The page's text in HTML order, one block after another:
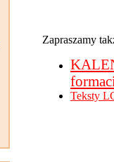
Zapraszamy
Teksty